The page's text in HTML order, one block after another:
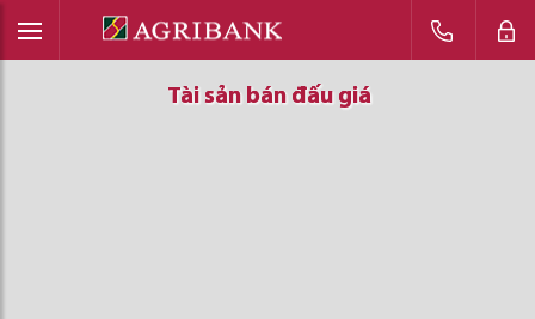
Tài sản bán đấu giá
Tài sản bán đấu giá
Tài sản bán đấu giá